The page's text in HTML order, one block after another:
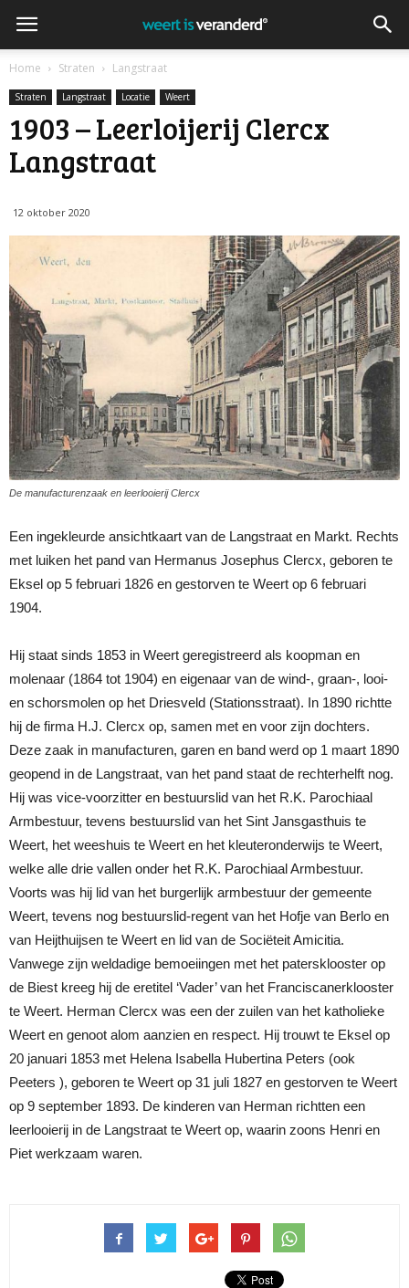
Home Straten Langstraat
Straten Langstraat Locatie Weert
1903 – Leerloijerij Clercx
Langstraat
12 oktober 2020
De manufacturenzaak en leerlooierij Clercx
Een ingekleurde ansichtkaart van de Langstraat en Markt. Rechts
met luiken het pand van Hermanus Josephus Clercx, geboren te
Eksel op 5 februari 1826 en gestorven te Weert op 6 februari
1904.
Hij staat sinds 1853 in Weert geregistreerd als koopman en
molenaar (1864 tot 1904) en eigenaar van de wind-, graan-, looi-
en schorsmolen op het Driesveld (Stationsstraat). In 1890 richtte
hij de firma H.J. Clercx op, samen met en voor zijn dochters.
Deze zaak in manufacturen, garen en band werd op 1 maart 1890
geopend in de Langstraat, van het pand staat de rechterhelft nog.
Hij was vice-voorzitter en bestuurslid van het R.K. Parochiaal
Armbestuur, tevens bestuurslid van het Sint Jansgasthuis te
Weert, het weeshuis te Weert en het kleuteronderwijs te Weert,
welke alle drie vallen onder het R.K. Parochiaal Armbestuur.
Voorts was hij lid van het burgerlijk armbestuur der gemeente
Weert, tevens nog bestuurslid-regent van het Hofje van Berlo en
van Heijthuijsen te Weert en lid van de Sociëteit Amicitia.
Vanwege zijn weldadige bemoeiingen met het patersklooster op
de Biest kreeg hij de eretitel ‘Vader’ van het Franciscanerklooster
te Weert. Herman Clercx was een der zuilen van het katholieke
Weert en genoot alom aanzien en respect. Hij trouwt te Eksel op
20 januari 1853 met Helena Isabella Hubertina Peters (ook
Peeters ), geboren te Weert op 31 juli 1827 en gestorven te Weert
op 9 september 1893. De kinderen van Herman richtten een
leerlooierij in de Langstraat te Weert op, waarin zoons Henri en
Piet werkzaam waren.